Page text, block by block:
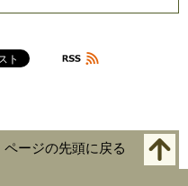
ページの先頭に戻る